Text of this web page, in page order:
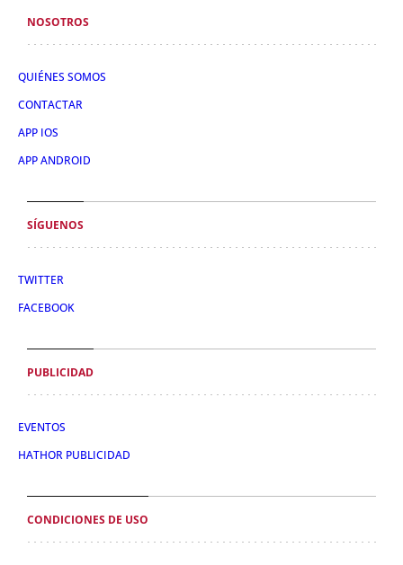
NOSOTROS
QUIÉNES SOMOS
CONTACTAR
APP IOS
APP ANDROID
SÍGUENOS
TWITTER
FACEBOOK
PUBLICIDAD
EVENTOS
HATHOR PUBLICIDAD
CONDICIONES DE USO